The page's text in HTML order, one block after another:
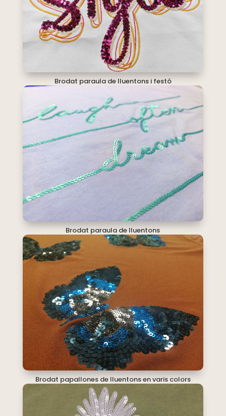
Brodat paraula de lluentons i festó
Brodat paraula de lluentons
Brodat papallones de lluentons en varis colors